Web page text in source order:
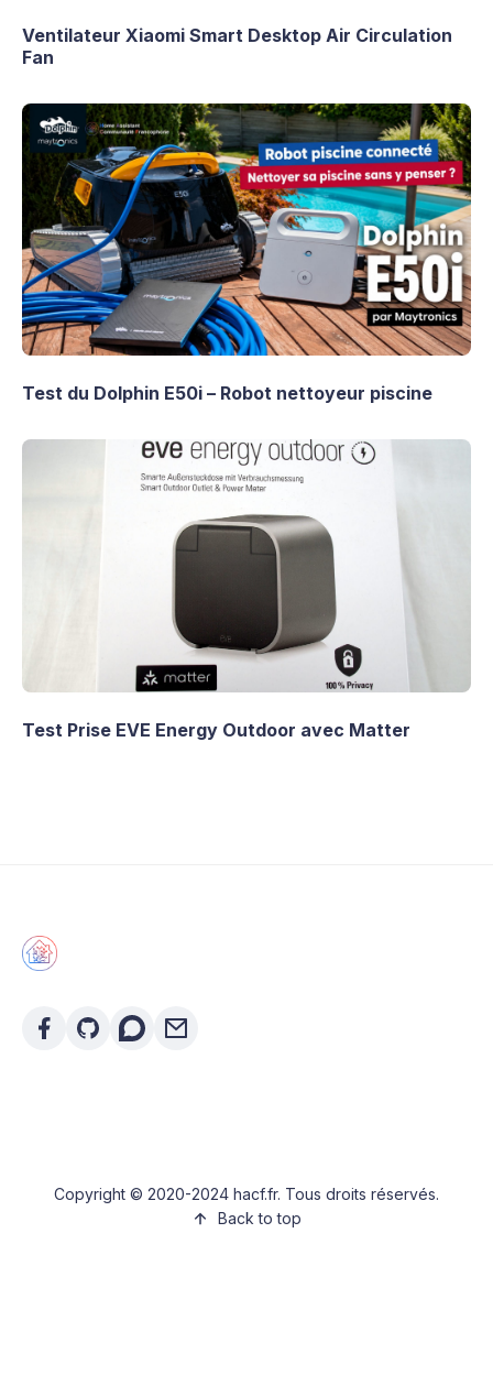
Ventilateur Xiaomi Smart Desktop Air Circulation
Fan
Test du Dolphin E50i – Robot nettoyeur piscine
Test Prise EVE Energy Outdoor avec Matter
Copyright © 2020-2024 hacf.fr. Tous droits réservés.
Back to top